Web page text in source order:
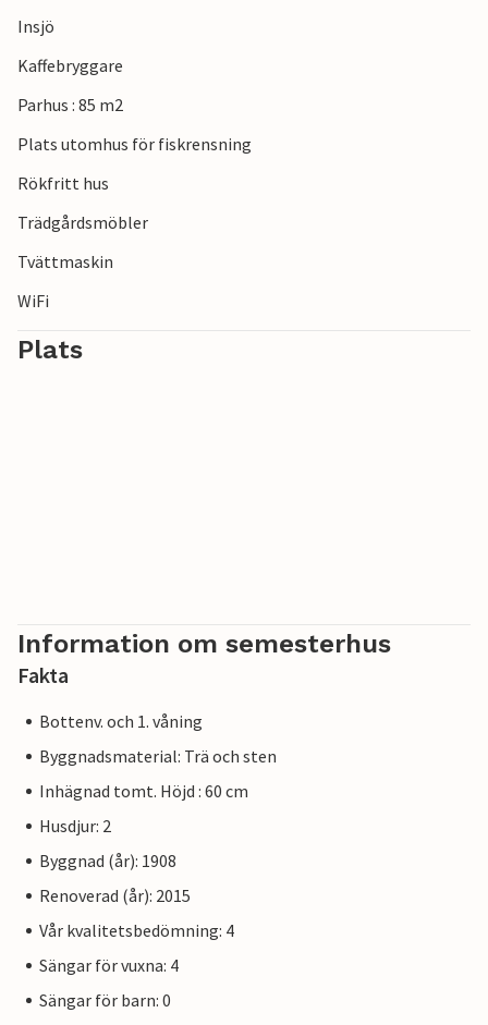
Insjö
Kaffebryggare
Parhus : 85 m2
Plats utomhus för fiskrensning
Rökfritt hus
Trädgårdsmöbler
Tvättmaskin
WiFi
Plats
Information om semesterhus
Fakta
Bottenv. och 1. våning
Byggnadsmaterial: Trä och sten
Inhägnad tomt. Höjd : 60 cm
Husdjur: 2
Byggnad (år): 1908
Renoverad (år): 2015
Vår kvalitetsbedömning: 4
Sängar för vuxna: 4
Sängar för barn: 0